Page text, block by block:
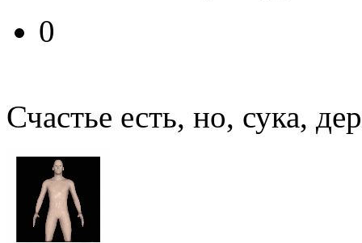
0
Счастье есть, но, сука,